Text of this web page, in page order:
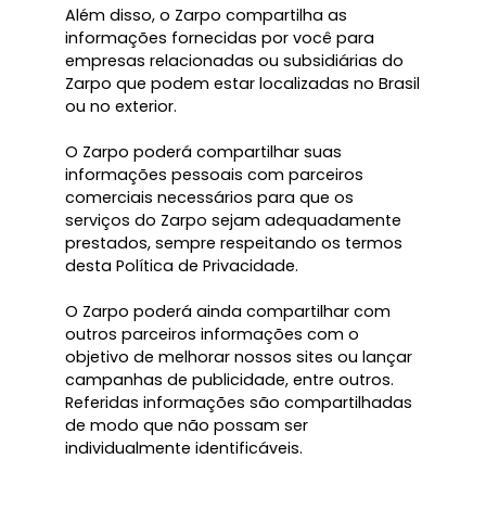
Além disso, o Zarpo compartilha as
informações fornecidas por você para
empresas relacionadas ou subsidiárias do
Zarpo que podem estar localizadas no Brasil
ou no exterior.
O Zarpo poderá compartilhar suas
informações pessoais com parceiros
comerciais necessários para que os
serviços do Zarpo sejam adequadamente
prestados, sempre respeitando os termos
desta Política de Privacidade.
O Zarpo poderá ainda compartilhar com
outros parceiros informações com o
objetivo de melhorar nossos sites ou lançar
campanhas de publicidade, entre outros.
Referidas informações são compartilhadas
de modo que não possam ser
individualmente identificáveis.